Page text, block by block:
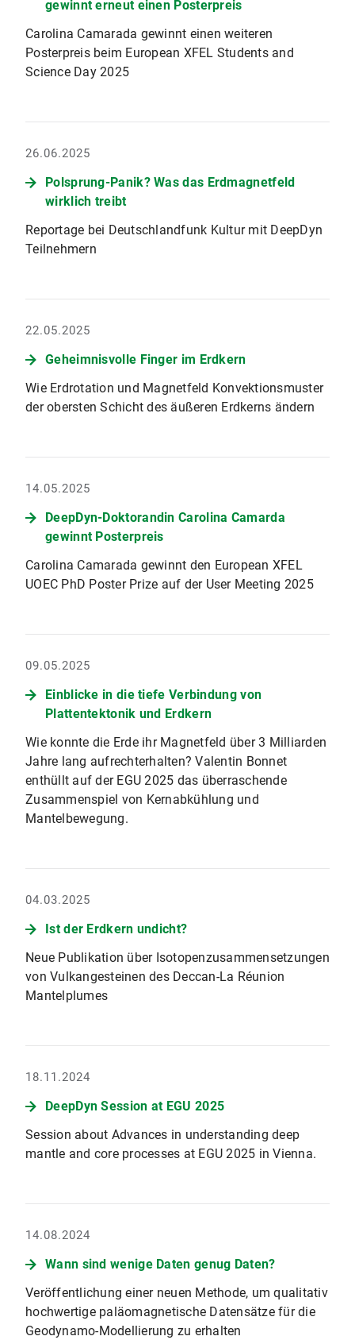
gewinnt erneut einen Posterpreis
Carolina Camarada gewinnt einen weiteren
Posterpreis beim European XFEL Students and
Science Day 2025
26.06.2025
Polsprung-Panik? Was das Erdmagnetfeld
wirklich treibt
Reportage bei Deutschlandfunk Kultur mit DeepDyn
Teilnehmern
22.05.2025
Geheimnisvolle Finger im Erdkern
Wie Erdrotation und Magnetfeld Konvektionsmuster
der obersten Schicht des äußeren Erdkerns ändern
14.05.2025
DeepDyn-Doktorandin Carolina Camarda
gewinnt Posterpreis
Carolina Camarada gewinnt den European XFEL
UOEC PhD Poster Prize auf der User Meeting 2025
09.05.2025
Einblicke in die tiefe Verbindung von
Plattentektonik und Erdkern
Wie konnte die Erde ihr Magnetfeld über 3 Milliarden
Jahre lang aufrechterhalten? Valentin Bonnet
enthüllt auf der EGU 2025 das überraschende
Zusammenspiel von Kernabkühlung und
Mantelbewegung.
04.03.2025
Ist der Erdkern undicht?
Neue Publikation über Isotopenzusammensetzungen
von Vulkangesteinen des Deccan-La Réunion
Mantelplumes
18.11.2024
DeepDyn Session at EGU 2025
Session about Advances in understanding deep
mantle and core processes at EGU 2025 in Vienna.
14.08.2024
Wann sind wenige Daten genug Daten?
Veröffentlichung einer neuen Methode, um qualitativ
hochwertige paläomagnetische Datensätze für die
Geodynamo-Modellierung zu erhalten